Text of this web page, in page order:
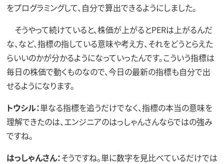
をプログラミングして、自分で算出できるようにしました。
そうやって続けていると、株価が上がるとPERは上がるんだ
な、など、指標の指している意味や考え方、それをどうとらえた
らいいのかが分かるようになっていったんです。こういう指標は
毎日の株価で動くものなので、今日の最新の指標も自分で出
せるようになります。
トウシル：単なる指標を追うだけでなく、指標の本当の意味を
理解できたのは、エンジニアのはっしゃんさんならではの強み
ですね。
はっしゃんさん：そうですね。単に数字を見比べているだけでは